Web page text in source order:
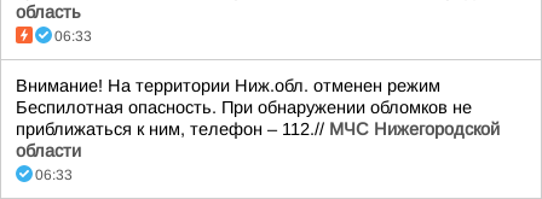
область
06:33
Внимание! На территории Ниж.обл. отменен режим
Беспилотная опасность. При обнаружении обломков не
приближаться к ним, телефон – 112.// МЧС Нижегородской
области
06:33